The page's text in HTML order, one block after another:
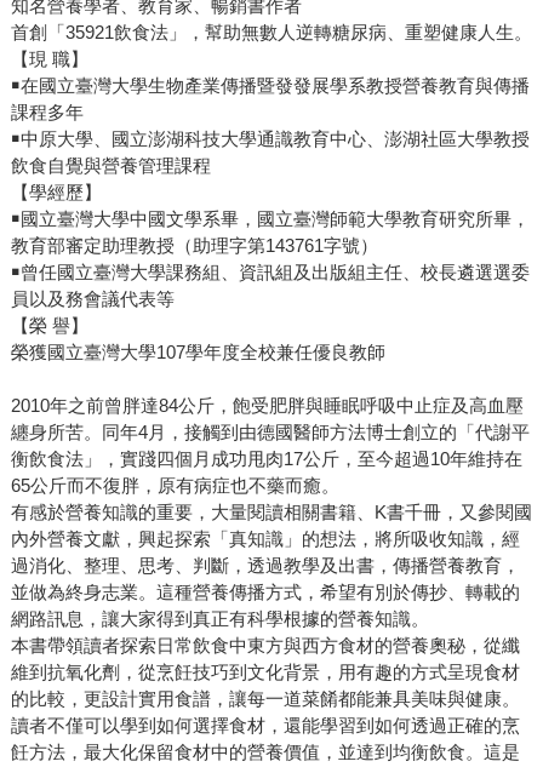
知名營養學者、教育家、暢銷書作者
首創「35921飲食法」，幫助無數人逆轉糖尿病、重塑健康人生。
【現 職】
￭在國立臺灣大學生物產業傳播暨發發展學系教授營養教育與傳播
課程多年
￭中原大學、國立澎湖科技大學通識教育中心、澎湖社區大學教授
飲食自覺與營養管理課程
【學經歷】
￭國立臺灣大學中國文學系畢，國立臺灣師範大學教育研究所畢，
教育部審定助理教授（助理字第143761字號）
￭曾任國立臺灣大學課務組、資訊組及出版組主任、校長遴選選委
員以及務會議代表等
【榮 譽】
榮獲國立臺灣大學107學年度全校兼任優良教師
2010年之前曾胖達84公斤，飽受肥胖與睡眠呼吸中止症及高血壓
纏身所苦。同年4月，接觸到由德國醫師方法博士創立的「代謝平
衡飲食法」，實踐四個月成功甩肉17公斤，至今超過10年維持在
65公斤而不復胖，原有病症也不藥而癒。
有感於營養知識的重要，大量閱讀相關書籍、K書千冊，又參閱國
內外營養文獻，興起探索「真知識」的想法，將所吸收知識，經
過消化、整理、思考、判斷，透過教學及出書，傳播營養教育，
並做為終身志業。這種營養傳播方式，希望有別於傳抄、轉載的
網路訊息，讓大家得到真正有科學根據的營養知識。
本書帶領讀者探索日常飲食中東方與西方食材的營養奧秘，從纖
維到抗氧化劑，從烹飪技巧到文化背景，用有趣的方式呈現食材
的比較，更設計實用食譜，讓每一道菜餚都能兼具美味與健康。
讀者不僅可以學到如何選擇食材，還能學習到如何透過正確的烹
飪方法，最大化保留食材中的營養價值，並達到均衡飲食。這是